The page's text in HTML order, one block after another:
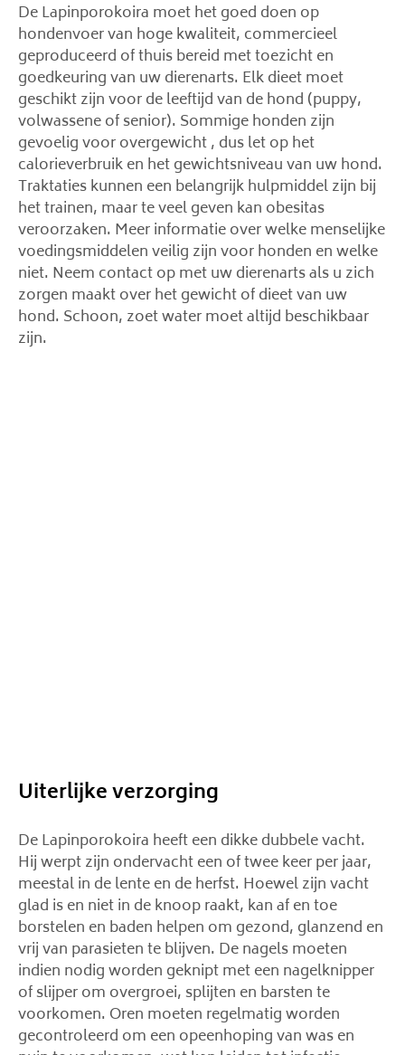
De Lapinporokoira moet het goed doen op
hondenvoer van hoge kwaliteit, commercieel
geproduceerd of thuis bereid met toezicht en
goedkeuring van uw dierenarts. Elk dieet moet
geschikt zijn voor de leeftijd van de hond (puppy,
volwassene of senior). Sommige honden zijn
gevoelig voor overgewicht , dus let op het
calorieverbruik en het gewichtsniveau van uw hond.
Traktaties kunnen een belangrijk hulpmiddel zijn bij
het trainen, maar te veel geven kan obesitas
veroorzaken. Meer informatie over welke menselijke
voedingsmiddelen veilig zijn voor honden en welke
niet. Neem contact op met uw dierenarts als u zich
zorgen maakt over het gewicht of dieet van uw
hond. Schoon, zoet water moet altijd beschikbaar
zijn.
Uiterlijke verzorging
De Lapinporokoira heeft een dikke dubbele vacht.
Hij werpt zijn ondervacht een of twee keer per jaar,
meestal in de lente en de herfst. Hoewel zijn vacht
glad is en niet in de knoop raakt, kan af en toe
borstelen en baden helpen om gezond, glanzend en
vrij van parasieten te blijven. De nagels moeten
indien nodig worden geknipt met een nagelknipper
of slijper om overgroei, splijten en barsten te
voorkomen. Oren moeten regelmatig worden
gecontroleerd om een ​​opeenhoping van was en